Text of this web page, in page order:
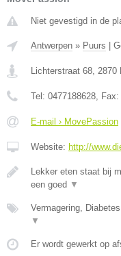
Niet gevestigd in de
Antwerpen » Puurs
Lichterstraat 68, 2870
Tel: 0477188628, Fax:
E-mail › MovePassion
Website: http://
Lekker eten staat bij
een goed ▼
Vermagering,
▼
Er wordt gewerkt op